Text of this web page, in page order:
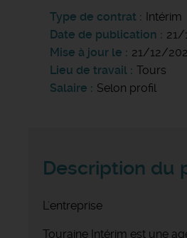
Type de contrat
Intérim
Date de publication
21/
Mise à jour le
21/12/
Lieu de travail
Tours
Salaire
Selon profil
Description du
L'entreprise
Touraine Intérim est une